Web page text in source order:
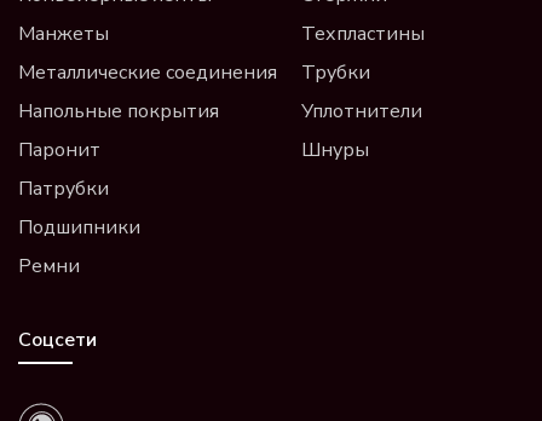
Манжеты
Металлические соединения
Напольные покрытия
Паронит
Патрубки
Подшипники
Ремни
Техпластины
Трубки
Уплотнители
Шнуры
Соцсети